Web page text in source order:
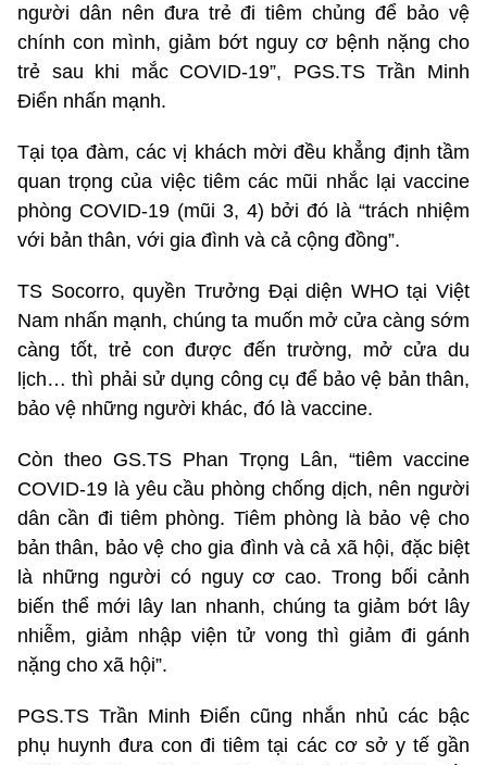
người dân nên đưa trẻ đi tiêm chủng để bảo vệ
chính con mình, giảm bớt nguy cơ bệnh nặng cho
trẻ sau khi mắc COVID-19”, PGS.TS Trần Minh
Điển nhấn mạnh.
Tại tọa đàm, các vị khách mời đều khẳng định tầm
quan trọng của việc tiêm các mũi nhắc lại vaccine
phòng COVID-19 (mũi 3, 4) bởi đó là “trách nhiệm
với bản thân, với gia đình và cả cộng đồng”.
TS Socorro, quyền Trưởng Đại diện WHO tại Việt
Nam nhấn mạnh, chúng ta muốn mở cửa càng sớm
càng tốt, trẻ con được đến trường, mở cửa du
lịch… thì phải sử dụng công cụ để bảo vệ bản thân,
bảo vệ những người khác, đó là vaccine.
Còn theo GS.TS Phan Trọng Lân, “tiêm vaccine
COVID-19 là yêu cầu phòng chống dịch, nên người
dân cần đi tiêm phòng. Tiêm phòng là bảo vệ cho
bản thân, bảo vệ cho gia đình và cả xã hội, đặc biệt
là những người có nguy cơ cao. Trong bối cảnh
biến thể mới lây lan nhanh, chúng ta giảm bớt lây
nhiễm, giảm nhập viện tử vong thì giảm đi gánh
nặng cho xã hội”.
PGS.TS Trần Minh Điển cũng nhắn nhủ các bậc
phụ huynh đưa con đi tiêm tại các cơ sở y tế gần